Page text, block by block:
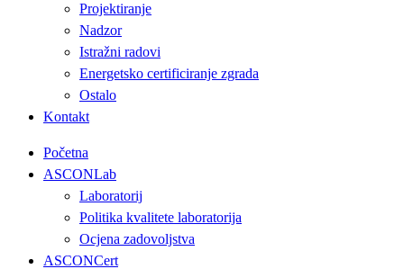
Projektiranje
Nadzor
Istražni radovi
Energetsko certificiranje zgrada
Ostalo
Kontakt
Početna
ASCONLab
Laboratorij
Politika kvalitete laboratorija
Ocjena zadovoljstva
ASCONCert